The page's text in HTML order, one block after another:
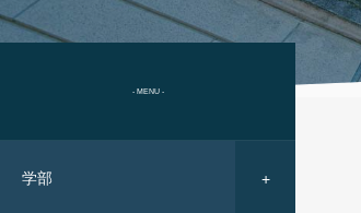
- MENU -
学部